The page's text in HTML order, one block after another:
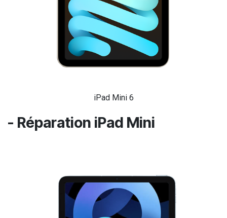
iPad Mini 6
- Réparation iPad Mini